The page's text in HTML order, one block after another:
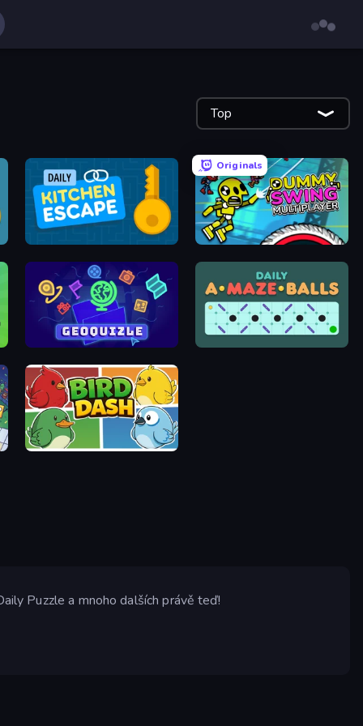
Top
Originals
Crazy Dummy Swing Multiplayer
GeoQuizle
Bird Dash
Puzzle a mnoho dalších právě teď!